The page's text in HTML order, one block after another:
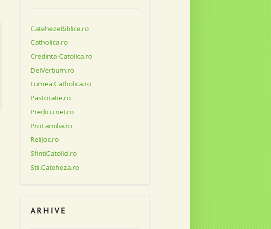
CatehezeBiblice.ro
Catholica.ro
Credinta-Catolica.ro
DeiVerbum.ro
Lumea.Catholica.ro
Pastoratie.ro
Predici.cnet.ro
ProFamilia.ro
ReliJoc.ro
SfintiCatolici.ro
Stii.Cateheza.ro
ARHIVE